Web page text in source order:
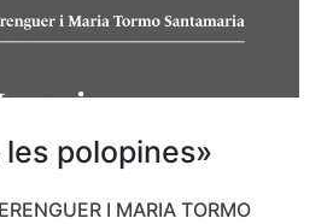
polopines»
I MARIA TORMO